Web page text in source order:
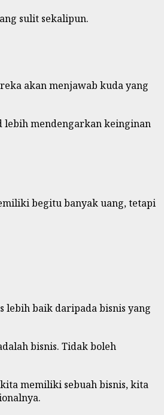
sulit sekalipun.
akan menjawab kuda yang
lebih mendengarkan keinginan
begitu banyak uang, tetapi
lebih baik daripada bisnis yang
bisnis. Tidak boleh
memiliki sebuah bisnis, kita